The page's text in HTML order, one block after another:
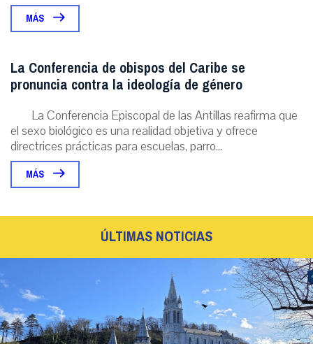
MÁS
La Conferencia de obispos del Caribe se
pronuncia contra la ideología de género
La Conferencia Episcopal de las Antillas reafirma que
el sexo biológico es una realidad objetiva y ofrece
directrices prácticas para escuelas, parro...
MÁS
ÚLTIMAS NOTICIAS